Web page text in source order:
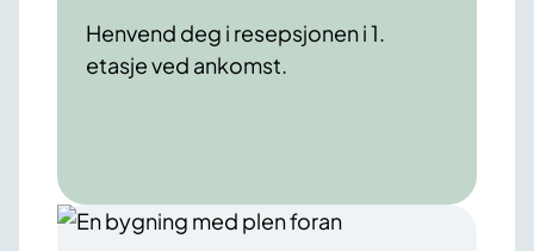
Henvend deg i resepsjonen i 1.
etasje ved ankomst.